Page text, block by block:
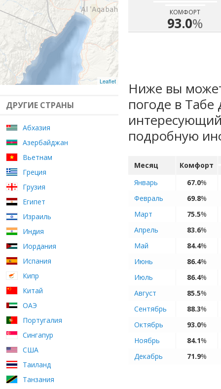
Leaflet
ДРУГИЕ СТРАНЫ
Абхазия
Азербайджан
Вьетнам
Греция
Грузия
Египет
Израиль
Индия
Иордания
Испания
Кипр
Китай
ОАЭ
Португалия
Сингапур
США
Таиланд
Танзания
КОМФОРТ
93.0%
Ниже вы
погоде в
подробную
Месяц
Комфорт
Январь
67.0%
Февраль
69.8%
Март
75.5%
Апрель
83.6%
Май
84.4%
Июнь
86.4%
Июль
86.4%
Август
85.5%
Сентябрь
88.3%
Октябрь
93.0%
Ноябрь
84.1%
Декабрь
71.9%